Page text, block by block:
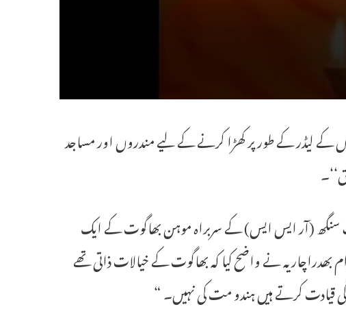
کے لیڈر کے طور پر کھڑا کرنے کے لیے مندروں اور مساجد
سنگھ (آر ایس ایس) کے سربراہ موہن بھاگوت کے ایک
نے واضح کیا کہ بھاگوت کے خیالات ذاتی تھے
قیادت کرتے ہیں ہندو مت کی نہیں۔ “